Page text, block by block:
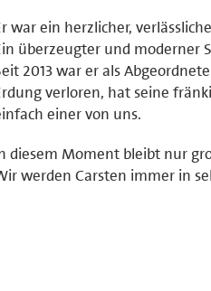
war ein herzlicher,
überzeugter und moderner
2013 war er als
verloren, hat seine
einer von uns.
diesem Moment bleibt nur
werden Carsten immer in